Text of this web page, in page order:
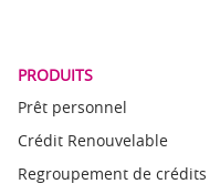
PRODUITS
Prêt personnel
Crédit Renouvelable
Regroupement de crédits